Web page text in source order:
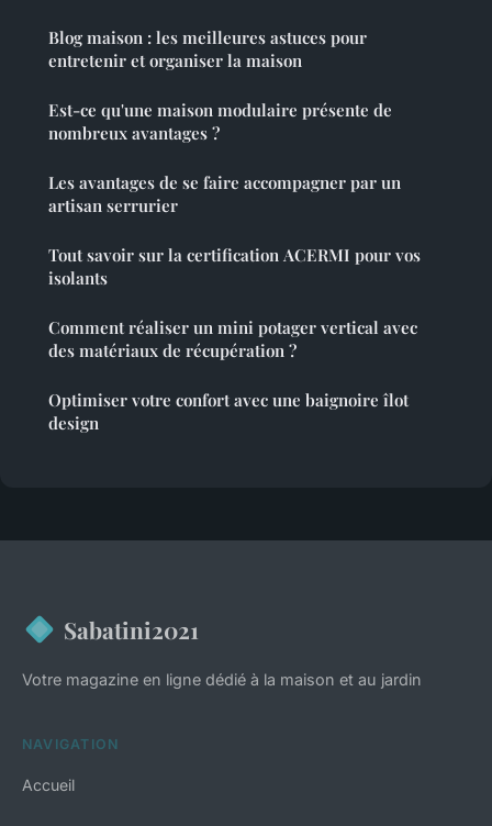
Blog maison : les meilleures astuces pour
entretenir et organiser la maison
Est-ce qu'une maison modulaire présente de
nombreux avantages ?
Les avantages de se faire accompagner par un
artisan serrurier
Tout savoir sur la certification ACERMI pour vos
isolants
Comment réaliser un mini potager vertical avec
des matériaux de récupération ?
Optimiser votre confort avec une baignoire îlot
design
Sabatini2021
Votre magazine en ligne dédié à la maison et au jardin
NAVIGATION
Accueil